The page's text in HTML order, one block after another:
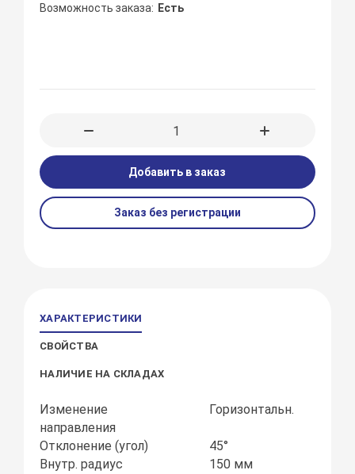
Возможность заказа
Есть
Добавить в заказ
Заказ без регистрации
ХАРАКТЕРИСТИКИ
СВОЙСТВА
НАЛИЧИЕ НА СКЛАДАХ
Изменение
направления
Горизонтальн.
Отклонение (угол)
45°
Внутр. радиус
150 мм